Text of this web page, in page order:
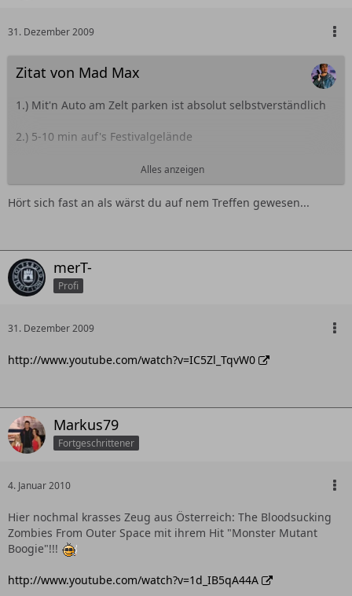
31. Dezember 2009
Zitat von Mad Max
1.) Mit'n Auto am Zelt parken ist absolut selbstverständlich
2.) 5-10 min auf's Festivalgelände
3.) 2,5€ für nen 0,5er Bier (auf dem Gelände wohlgemerkt!!!)
4.) Anfang Juli ist meistens geileres Wetter
Badesee mit großen Sandstrand
6.) die geringen Kosten allgemein (die Anreise Richtung
Leipzig ist noch das "Teuerste"...ziemlich relativer Begriff
grillen, Blödsinn labern, Blödsinn labern ?!
Alles anzeigen
Hört sich fast an als wärst du auf nem Treffen gewesen...
merT-
Profi
31. Dezember 2009
http://www.youtube.com/watch?v=IC5Zl_TqvW0
Markus79
Fortgeschrittener
4. Januar 2010
Hier nochmal krasses Zeug aus Österreich: The Bloodsucking
Zombies From Outer Space mit ihrem Hit "Monster Mutant
Boogie"!!!
http://www.youtube.com/watch?v=1d_IB5qA44A